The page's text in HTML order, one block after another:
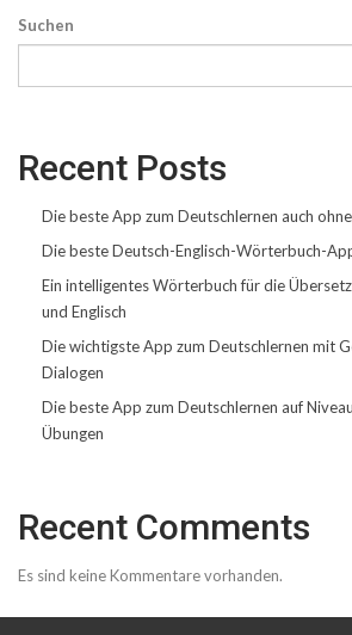
Suchen
Recent Posts
Die beste App zum Deutschlernen auch
Die beste Deutsch-Englisch-Wörterbuch-
Ein intelligentes Wörterbuch für die
und Englisch
Die wichtigste App zum Deutschlernen mit
Dialogen
Die beste App zum Deutschlernen auf
Übungen
Recent Comments
Es sind keine Kommentare vorhanden.